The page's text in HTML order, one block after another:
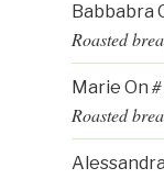
Babbabra
Roasted
Marie On
Roasted
Alessandra